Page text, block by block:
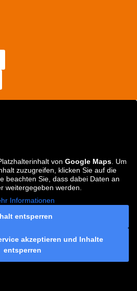
von Google Maps . Um
zuzugreifen, klicken Sie auf die
beachten Sie, dass dabei Daten an
weitergegeben werden.
Informationen
entsperren
akzeptieren und Inhalte
entsperren